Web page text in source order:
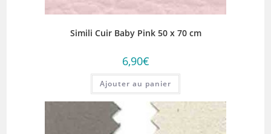
Simili Cuir Baby Pink 50 x 70 cm
6,90€
Ajouter au panier